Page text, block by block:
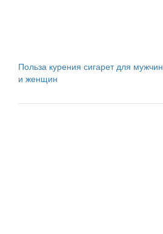
Польза курения сигарет для мужчин
и женщин